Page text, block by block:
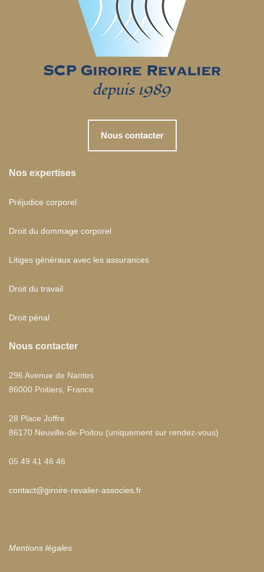
Nous contacter
Nos expertises
Préjudice corporel
Droit du dommage corporel
Litiges généraux avec les assurances
Droit du travail
Droit pénal
Nous contacter
296 Avenue de Nantes
86000 Poitiers, France
28 Place Joffre
86170 Neuville-de-Poitou (uniquement sur rendez-vous)
05 49 41 46 46
contact@giroire-revalier-associes.fr
Mentions légales